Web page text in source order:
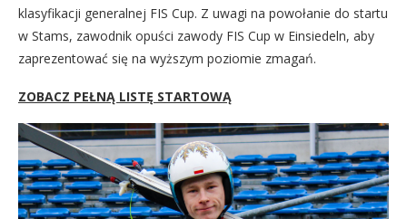
klasyfikacji generalnej FIS Cup. Z uwagi na powołanie do startu
w Stams, zawodnik opuści zawody FIS Cup w Einsiedeln, aby
zaprezentować się na wyższym poziomie zmagań.
ZOBACZ PEŁNĄ LISTĘ STARTOWĄ